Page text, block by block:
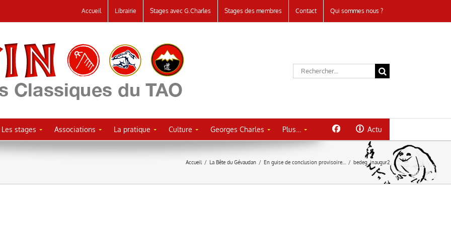
Accueil Librairie Stages avec G.Charles Stages des membres Contact Qui sommes nous ?
Rechercher:
Les stages Associations La pratique Culture Georges Charles Plus… Actu
Accueil / La Bête du Gévaudan / En guise de conclusion provisoire… / bedeg_inaugur2